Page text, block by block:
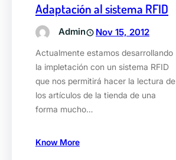
Adaptación al sistema RFID
Admin Nov 15, 2012
Actualmente estamos desarrollando
la impletación con un sistema RFID
que nos permitirá hacer la lectura de
los artículos de la tienda de una
forma mucho…
Know More